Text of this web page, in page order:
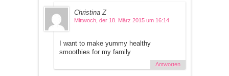
Christina Z
Mittwoch, der 18. März 2015 um 16:14
I want to make yummy healthy
smoothies for my family
Antworten